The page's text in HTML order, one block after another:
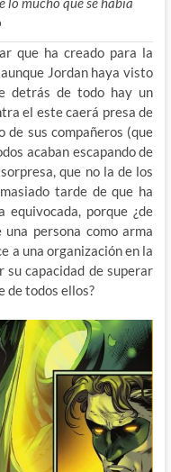
que ha creado para la
Jordan haya visto
detrás de todo hay un
el este caerá presa de
de sus compañeros (que
acaban escapando de
que no la de los
tarde de que ha
porque ¿de
persona como arma
a una organización en la
su capacidad de superar
de todos ellos?